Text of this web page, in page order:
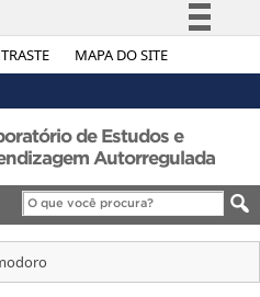
MAPA DO SITE
Simplifique!
Acesso à informação
Legislação
Canais
de Estudos e
Autorregulada